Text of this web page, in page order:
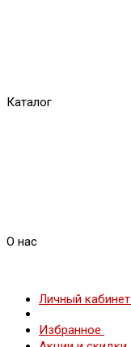
Каталог
О нас
Личный кабинет
Избранное